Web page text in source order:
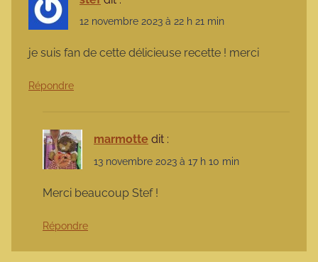
12 novembre 2023 à 22 h 21 min
je suis fan de cette délicieuse recette ! merci
Répondre
marmotte dit :
13 novembre 2023 à 17 h 10 min
Merci beaucoup Stef !
Répondre